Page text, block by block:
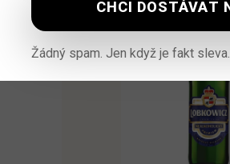
Žádný spam. Jen když je fakt sleva.